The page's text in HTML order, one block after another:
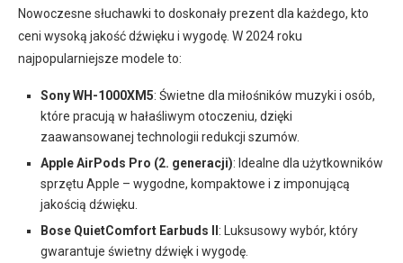
Nowoczesne słuchawki to doskonały prezent dla każdego, kto
ceni wysoką jakość dźwięku i wygodę. W 2024 roku
najpopularniejsze modele to:
Sony WH-1000XM5: Świetne dla miłośników muzyki i osób,
które pracują w hałaśliwym otoczeniu, dzięki
zaawansowanej technologii redukcji szumów.
Apple AirPods Pro (2. generacji): Idealne dla użytkowników
sprzętu Apple – wygodne, kompaktowe i z imponującą
jakością dźwięku.
Bose QuietComfort Earbuds II : Luksusowy wybór, który
gwarantuje świetny dźwięk i wygodę.